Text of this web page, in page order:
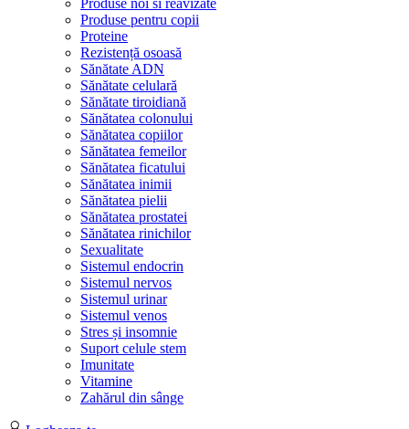
Produse noi si reavizate
Produse pentru copii
Proteine
Rezistență osoasă
Sănătate ADN
Sănătate celulară
Sănătate tiroidiană
Sănătatea colonului
Sănătatea copiilor
Sănătatea femeilor
Sănătatea ficatului
Sănătatea inimii
Sănătatea pielii
Sănătatea prostatei
Sănătatea rinichilor
Sexualitate
Sistemul endocrin
Sistemul nervos
Sistemul urinar
Sistemul venos
Stres și insomnie
Suport celule stem
Imunitate
Vitamine
Zahărul din sânge